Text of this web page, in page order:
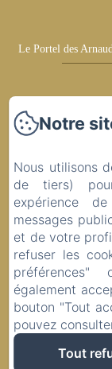
Le Portel des
Notre
Nous utilisons
de tiers)
expérience
messages
et de votre
refuser les
également
bouton "Tout
pouvez
Tout